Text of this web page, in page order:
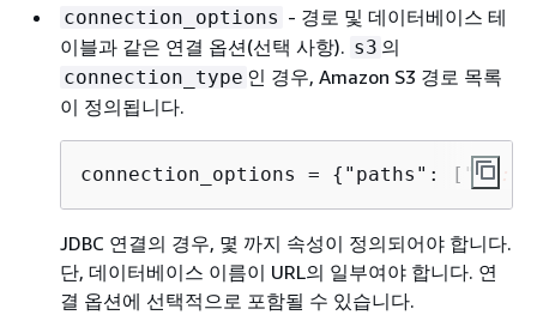
connection_options - 경로 및 데이터베이스 테
이블과 같은 연결 옵션(선택 사항). s3 의
connection_type 인 경우, Amazon S3 경로 목록
이 정의됩니다.
connection_options = { "paths": [" s3://
JDBC 연결의 경우, 몇 까지 속성이 정의되어야 합니다.
단, 데이터베이스 이름이 URL의 일부여야 합니다. 연
결 옵션에 선택적으로 포함될 수 있습니다.